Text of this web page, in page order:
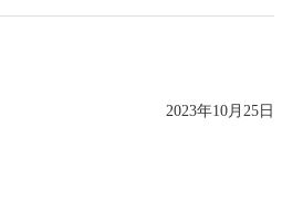
2023年10月25日